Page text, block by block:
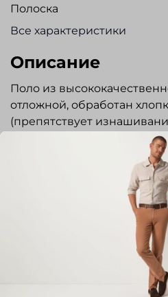
Полоска
Все характеристики
Описание
Поло из
отложной, обработан
(препятствует
пуговицы. По бокам
трикотажной резинке. Без
вышита фирменная
Прекрасно сочетается как
повседневными брюками в
Отзывов еще никто не